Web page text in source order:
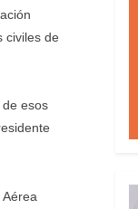
civiles de
esos